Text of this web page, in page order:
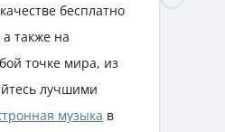
бесплатно
а также на
точке мира, из
лучшими
музыка в